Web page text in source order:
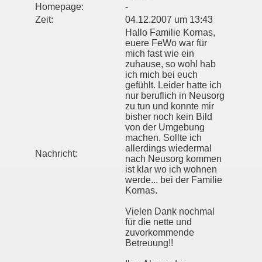
Homepage:
-
Zeit:
04.12.2007 um 13:43
Nachricht:
Hallo Familie Kornas,
euere FeWo war für
mich fast wie ein
zuhause, so wohl hab
ich mich bei euch
gefühlt. Leider hatte ich
nur beruflich in Neusorg
zu tun und konnte mir
bisher noch kein Bild
von der Umgebung
machen. Sollte ich
allerdings wiedermal
nach Neusorg kommen
ist klar wo ich wohnen
werde... bei der Familie
Kornas.
Vielen Dank nochmal
für die nette und
zuvorkommende
Betreuung!!